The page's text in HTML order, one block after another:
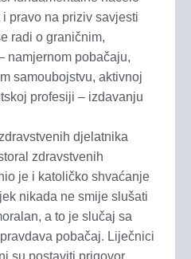
pravo na priziv savjesti
radi o graničnim,
namjernom pobačaju,
samoubojstvu, aktivnoj
profesiji – izdavanju
djelatnika
zdravstvenih
je i katoličko shvaćanje
nikada ne smije slušati
a to je slučaj sa
pobačaj. Liječnici
su postaviti prigovor